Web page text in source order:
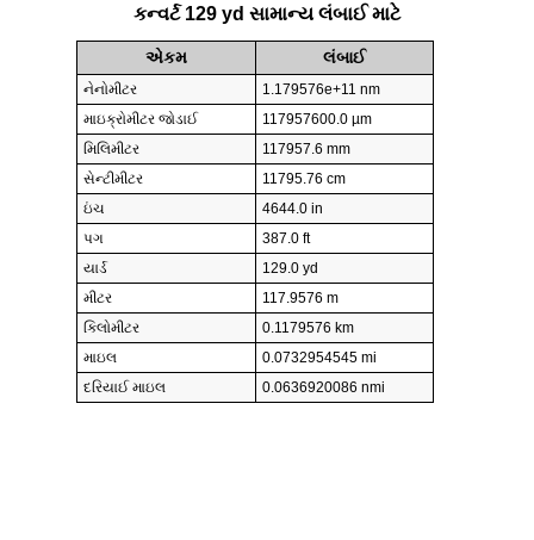
કન્વર્ટ 129 yd સામાન્ય લંબાઈ માટે
એકમ લંબાઈ
નેનોમીટર
1.179576e+11 nm
માઇક્રોમીટર જોડાઈ
117957600.0 µm
મિલિમીટર
117957.6 mm
સેન્ટીમીટર
11795.76 cm
ઇંચ
4644.0 in
પગ
387.0 ft
યાર્ડ
129.0 yd
મીટર
117.9576 m
કિલોમીટર
0.1179576 km
માઇલ
0.0732954545 mi
દરિયાઈ માઇલ
0.0636920086 nmi